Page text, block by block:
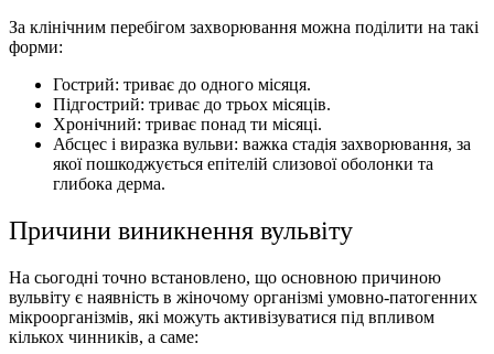
За клінічним перебігом захворювання можна поділити на такі
форми:
Гострий: триває до одного місяця.
Підгострий: триває до трьох місяців.
Хронічний: триває понад ти місяці.
Абсцес і виразка вульви: важка стадія захворювання, за
якої пошкоджується епітелій слизової оболонки та
глибока дерма.
Причини виникнення вульвіту
На сьогодні точно встановлено, що основною причиною
вульвіту є наявність в жіночому організмі умовно-патогенних
мікроорганізмів, які можуть активізуватися під впливом
кількох чинників, а саме: